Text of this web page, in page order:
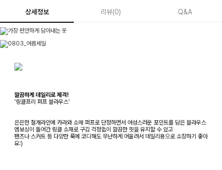
상세정보 리뷰(0) Q&A
깔끔하게 데일리로 제격!
'링클프리 퍼프 블라우스'
은은한 절개라인에 카라와 소매 퍼프로 단정하면서 여성스러운 포인트를 담은 블라우스
엠보싱이 들어간 링클 소재로 구김 걱정없이 깔끔한 핏을 유지할 수 있고
팬츠나 스커트 등 다양한 룩에 코디해도 무난하게 어울려서 데일리용으로 소장하기 좋아
요:)